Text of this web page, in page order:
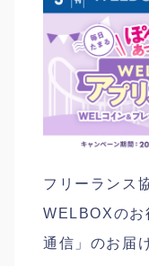
フリーランス
WELBOXのお
通信」のお届